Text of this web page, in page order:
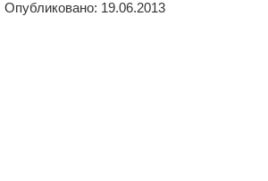
Опубликовано: 19.06.2013